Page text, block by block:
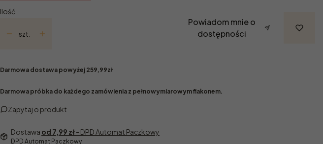
Ilość
szt.
Powiadom mnie o
dostępności
Darmowa dostawa powyżej 259,99zł
Darmowa próbka do każdego zamówienia z pełnowymiarowym flakonem.
Zapytaj o produkt
Dostawa od 7,99 zł- DPD Automat Paczkowy
DPD Automat Paczkowy